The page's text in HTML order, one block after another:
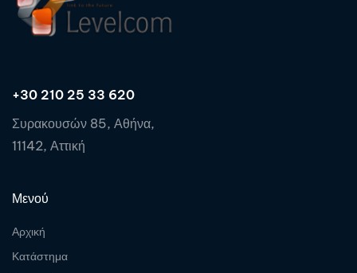
+30 210 25 33 620
Συρακουσών 85, Αθήνα,
11142, Αττική
Μενού
Αρχική
Κατάστημα